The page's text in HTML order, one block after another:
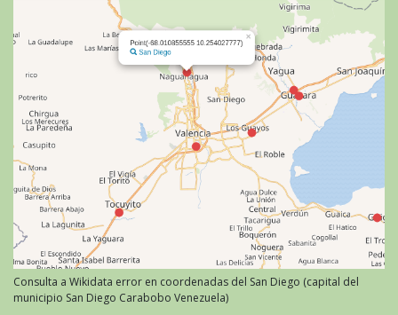
Consulta a Wikidata error en coordenadas del San Diego (capital del
municipio San Diego Carabobo Venezuela)